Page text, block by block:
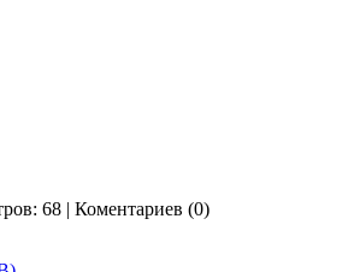
68 | Коментариев (0)